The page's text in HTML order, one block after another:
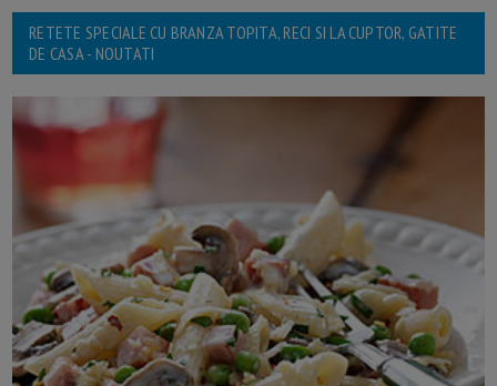
RETETE SPECIALE CU BRANZA TOPITA, RECI SI LA CUPTOR, GATITE
DE CASA - NOUTATI